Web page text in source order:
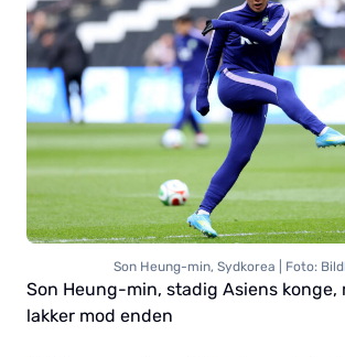
Son Heung-min, Sydkorea | Foto:
Son Heung-min, stadig Asiens konge,
lakker mod enden